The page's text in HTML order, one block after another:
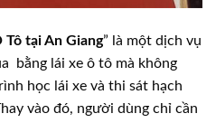
Tô tại An Giang” là một dịch vụ
bằng lái xe ô tô mà không
học lái xe và thi sát hạch
vào đó, người dùng chỉ cần